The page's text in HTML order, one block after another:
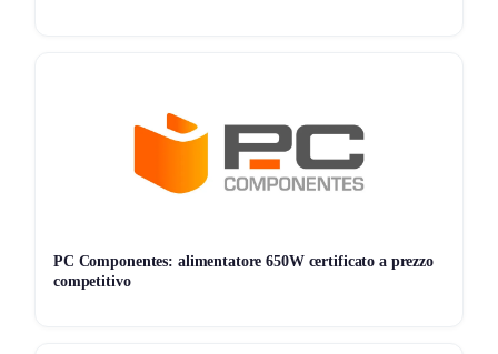
PC Componentes: alimentatore 650W certificato a prezzo
competitivo